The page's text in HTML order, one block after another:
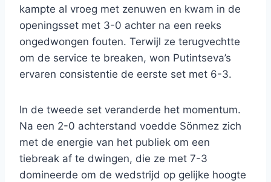
kampte al vroeg met zenuwen en kwam in de
openingsset met 3-0 achter na een reeks
ongedwongen fouten. Terwijl ze terugvechtte
om de service te breaken, won Putintseva’s
ervaren consistentie de eerste set met 6-3.
In de tweede set veranderde het momentum.
Na een 2-0 achterstand voedde Sönmez zich
met de energie van het publiek om een ​​
tiebreak af te dwingen, die ze met 7-3
domineerde om de wedstrijd op gelijke hoogte